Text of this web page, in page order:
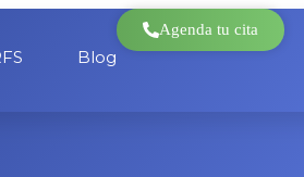
Blog
Agenda tu cita